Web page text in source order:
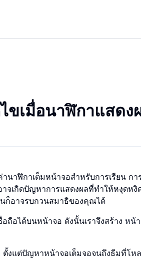
ขเมื่อนาฬิกาแสดง
าฬิกาเต็มหน้าจอสำหรับการเรียน กา
จเกิดปัญหาการแสดงผลที่ทำให้หงุดหงิ
นก็อาจรบกวนสมาธิของคุณได้
ถือได้บนหน้าจอ ดังนั้นเราจึงสร้าง หน้า
งแต่ปัญหาหน้าจอเต็มจอจนถึงธีมที่โห